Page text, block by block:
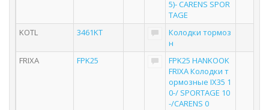
5)- CARENS SPOR
TAGE
KOTL
3461KT
Колодки тормоз
н
FRIXA
FPK25
FPK25 HANKOOK
FRIXA Колодки т
ормозные IX35 1
0-/ SPORTAGE 10
-/CARENS 0